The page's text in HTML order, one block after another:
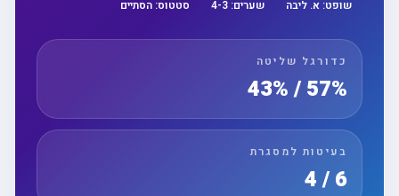
שופט:א. ליבה שערים: 4 -3 סטטוס:הסתיים
כדורגל שליטה
57% / 43%
בעיטות למסגרת
6 / 4